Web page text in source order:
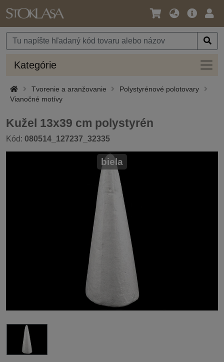
Jazyk
Mena
Hlavná
Kategórie
Tvorenie a aranžovanie
Polystyrénové polotovary
Vianočné motívy
Kužel 13x39 cm polystyrén
Kód: 080514_127237_32335
biela